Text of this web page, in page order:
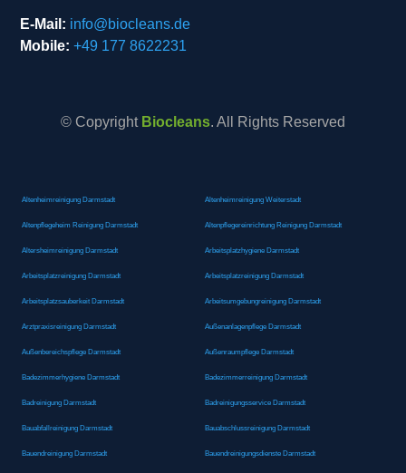
E-Mail: info@biocleans.de
Mobile: +49 177 8622231
© Copyright Biocleans. All Rights Reserved
Altenheimreinigung Darmstadt Altenheimreinigung Weiterstadt
Altenpflegeheim Reinigung Darmstadt Altenpflegereinrichtung Reinigung Darmstadt
Altersheimreinigung Darmstadt Arbeitsplatzhygiene Darmstadt
Arbeitsplatzreinigung Darmstadt Arbeitsplatzreinigung Darmstadt
Arbeitsplatzsauberkeit Darmstadt Arbeitsumgebungreinigung Darmstadt
Arztpraxisreinigung Darmstadt Außenanlagenpflege Darmstadt
Außenbereichspflege Darmstadt Außenraumpflege Darmstadt
Badezimmerhygiene Darmstadt Badezimmerreinigung Darmstadt
Badreinigung Darmstadt Badreinigungsservice Darmstadt
Bauabfallreinigung Darmstadt Bauabschlussreinigung Darmstadt
Bauendreinigung Darmstadt Bauendreinigungsdienste Darmstadt